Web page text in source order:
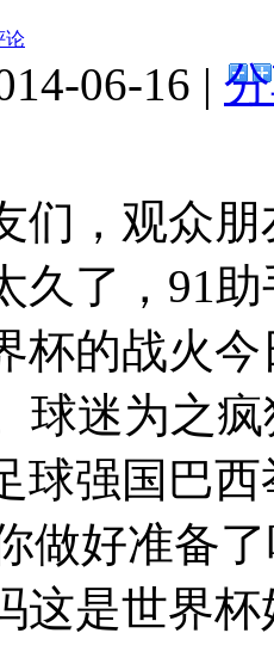
论
06-16 |
们，观众
久了，91
杯的战火
球迷为之
球强国巴
做好准备
这是世界